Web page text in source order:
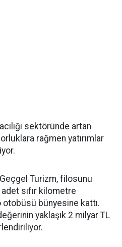
sektöründe artan
rağmen yatırımlar
Turizm, filosunu
sıfır kilometre
bünyesine kattı.
yaklaşık 2 milyar TL